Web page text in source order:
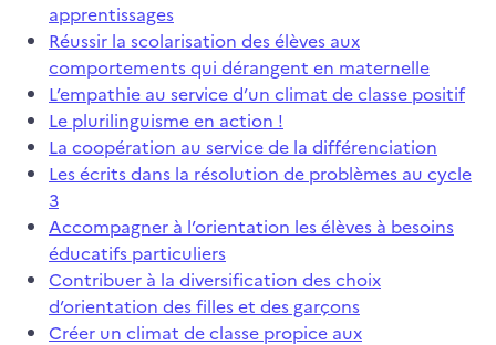
apprentissages
Réussir la scolarisation des élèves aux
comportements qui dérangent en maternelle
L’empathie au service d’un climat de classe positif
Le plurilinguisme en action !
La coopération au service de la différenciation
Les écrits dans la résolution de problèmes au cycle
3
Accompagner à l’orientation les élèves à besoins
éducatifs particuliers
Contribuer à la diversification des choix
d’orientation des filles et des garçons
Créer un climat de classe propice aux